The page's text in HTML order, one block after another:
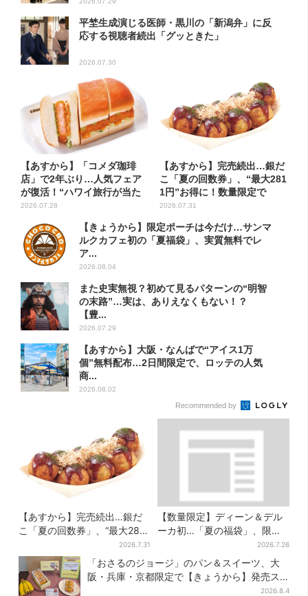
平埜生成演じる医師・黒川の「新潟弁」に反
応する視聴者続出「グッときた」
2026.07.30
【あすから】「コメダ珈琲
店」で2年ぶり…人気フェア
が復活！“ハワイ旅行が当た
る”...
2026.07.28
【あすから】完売続出…銀だ
こ「夏の回数券」、“最大281
1円”お得に！数量限定で
2026.07.31
【きょうから】限定ポーチは今だけ…サンマ
ルクカフェ初の「夏福袋」、実質無料でレ
ア...
2026.08.04
また史実無視？初めて見るパターンの“明智
の末路”…実は、ありえなくもない！？
【豊...
2026.07.29
【あすから】大阪・なんばで“アイス1万
個”無料配布…2日間限定で、ロッテの人気
商...
2026.08.02
Recommended by
【あすから】完売続出…銀だ
こ「夏の回数券」、“最大2811
2026.7.31
【数量限定】ディーン＆デル
ーカ初…「夏の福袋」、限定
トートバッグなど！8種のアイ
テムが勢ぞろい
2026.7.26
「おさるのジョージ」のパン＆スイーツ、大
阪・兵庫・京都限定で【きょうから】発売ス
2026.8.4